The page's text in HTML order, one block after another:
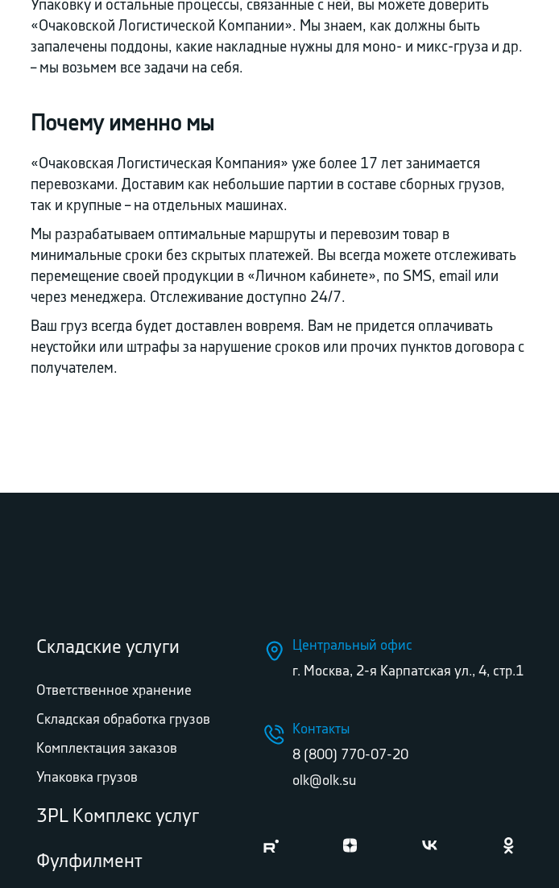
Упаковку и остальные процессы, связанные с ней, вы можете доверить
«Очаковской Логистической Компании». Мы знаем, как должны быть
запалечены поддоны, какие накладные нужны для моно- и микс-груза и др.
– мы возьмем все задачи на себя.
Почему именно мы
«Очаковская Логистическая Компания» уже более 17 лет занимается
перевозками. Доставим как небольшие партии в составе сборных грузов,
так и крупные – на отдельных машинах.
Мы разрабатываем оптимальные маршруты и перевозим товар в
минимальные сроки без скрытых платежей. Вы всегда можете отслеживать
перемещение своей продукции в «Личном кабинете», по SMS, email или
через менеджера. Отслеживание доступно 24/7.
Ваш груз всегда будет доставлен вовремя. Вам не придется оплачивать
неустойки или штрафы за нарушение сроков или прочих пунктов договора с
получателем.
Складские услуги
Ответственное хранение
Складская обработка грузов
Комплектация заказов
Упаковка грузов
3PL Комплекс услуг
Фулфилмент
Центральный офис
г. Москва, 2-я Карпатская ул., 4, стр.1
Контакты
8 (800) 770-07-20
olk@olk.su